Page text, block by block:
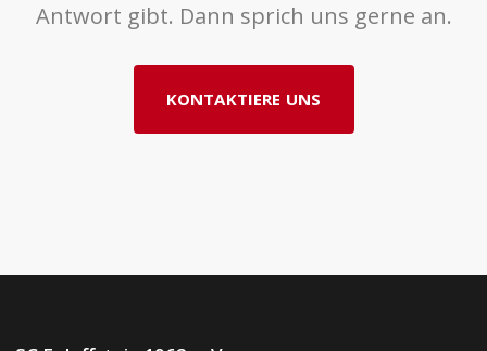
Antwort gibt. Dann sprich uns gerne an.
KONTAKTIERE UNS